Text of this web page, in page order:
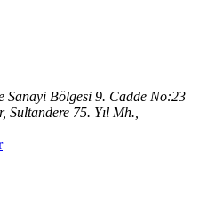
Sanayi Bölgesi 9. Cadde No:23
75. Yıl Mh.,